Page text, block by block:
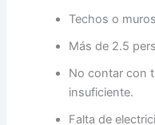
Techos o
Más de 2.5
No contar con
insuficiente.
Falta de